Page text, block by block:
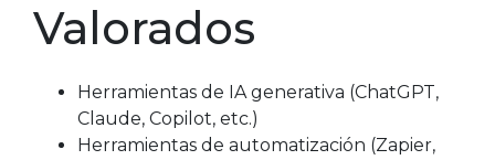
Valorados
Herramientas de IA generativa (ChatGPT,
Claude, Copilot, etc.)
Herramientas de automatización (Zapier,